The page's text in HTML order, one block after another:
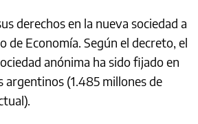
derechos en la nueva sociedad a
de Economía. Según el decreto, el
anónima ha sido fijado en
argentinos (1.485 millones de